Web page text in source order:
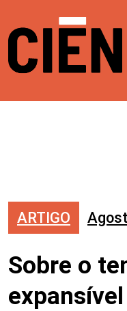
ARTIGO
Sobre o
expansível